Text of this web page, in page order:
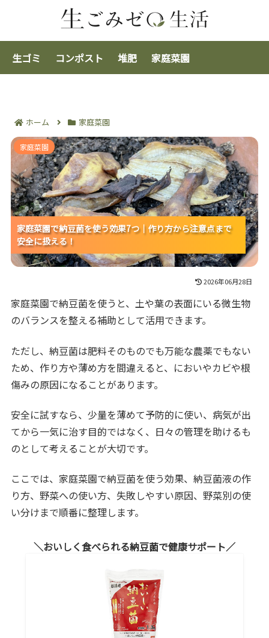
生ゴミ コンポスト 堆肥 家庭菜園
ホーム 家庭菜園
家庭菜園で納豆菌を使う効果7つ｜作り方から注意点ま
で安全に扱える！
家庭菜園で納豆菌を使う効果7つ｜作り方から注意点まで
安全に扱える！
家庭菜園で納豆菌を使う効果7つ｜作り方から注意点まで
安全に扱える！
家庭菜園で納豆菌を使う効果7つ｜作り方から注意点まで
安全に扱える！
家庭菜園
2026年06月28日
家庭菜園で納豆菌を使うと、土や葉の表面にいる微生物
のバランスを整える補助として活用できます。
ただし、納豆菌は肥料そのものでも万能な農薬でもない
ため、作り方や薄め方を間違えると、においやカビや根
傷みの原因になることがあります。
安全に試すなら、少量を薄めて予防的に使い、病気が出
てから一気に治す目的ではなく、日々の管理を助けるも
のとして考えることが大切です。
ここでは、家庭菜園で納豆菌を使う効果、納豆菌液の作
り方、野菜への使い方、失敗しやすい原因、野菜別の使
い分けまで順番に整理します。
おいしく食べられる納豆菌で健康サポート